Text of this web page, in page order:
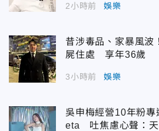
2小時前 娛樂
昔涉毒品、家暴風波
屍住處 享年36歲
3小時前 娛樂
吳申梅經營10年粉專
eta 吐焦慮心聲：天